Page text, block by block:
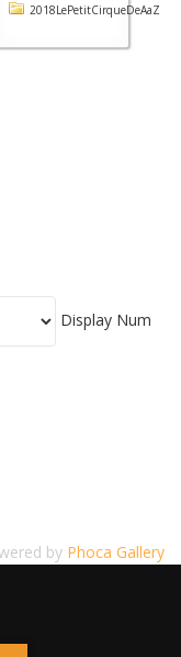
2018LePetitCirqueDeAaZ
Display Num
by Phoca Gallery